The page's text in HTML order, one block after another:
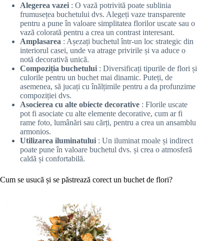
Alegerea vazei : O vază potrivită poate sublinia
frumusețea buchetului dvs. Alegeți vaze transparente
pentru a pune în valoare simplitatea florilor uscate sau o
vază colorată pentru a crea un contrast interesant.
Amplasarea : Așezați buchetul într-un loc strategic din
interiorul casei, unde va atrage privirile și va aduce o
notă decorativă unică.
Compoziția buchetului : Diversificați tipurile de flori și
culorile pentru un buchet mai dinamic. Puteți, de
asemenea, să jucați cu înălțimile pentru a da profunzime
compoziției dvs.
Asocierea cu alte obiecte decorative : Florile uscate
pot fi asociate cu alte elemente decorative, cum ar fi
rame foto, lumânări sau cărți, pentru a crea un ansamblu
armonios.
Utilizarea iluminatului : Un iluminat moale și indirect
poate pune în valoare buchetul dvs. și crea o atmosferă
caldă și confortabilă.
Cum se usucă și se păstrează corect un buchet de flori?